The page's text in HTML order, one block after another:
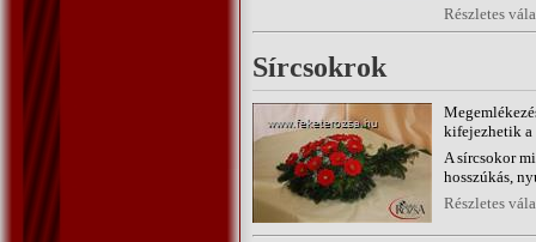
Részletes
Sírcsokrok
kifejezhetik a
A sírcsokor
hosszúkás,
Részletes